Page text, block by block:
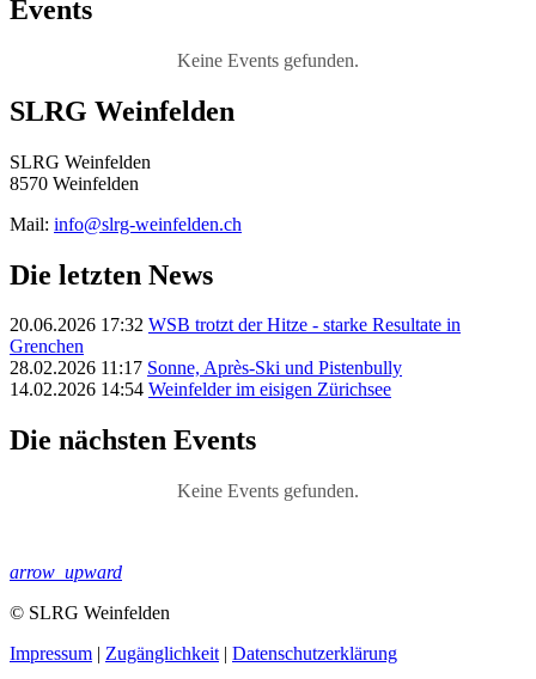
Events
Keine Events gefunden.
SLRG Weinfelden
SLRG Weinfelden
8570 Weinfelden
Mail: info@slrg-weinfelden.ch
Die letzten News
20.06.2026 17:32 WSB trotzt der Hitze - starke Resultate in
Grenchen
28.02.2026 11:17 Sonne, Après-Ski und Pistenbully
14.02.2026 14:54 Weinfelder im eisigen Zürichsee
Die nächsten Events
Keine Events gefunden.
arrow_upward
© SLRG Weinfelden
Impressum | Zugänglichkeit | Datenschutz­erklärung